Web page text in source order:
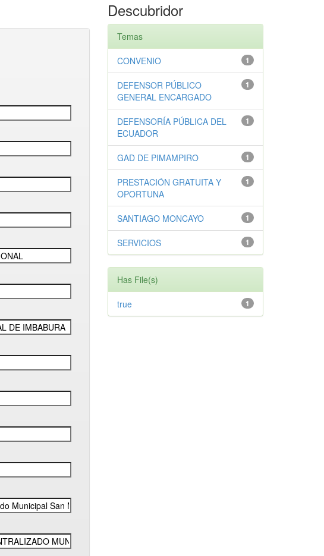
Descubridor
Temas
1
CONVENIO
1
DEFENSOR PÚBLICO
GENERAL ENCARGADO
1
DEFENSORÍA PÚBLICA DEL
ECUADOR
1
GAD DE PIMAMPIRO
1
PRESTACIÓN GRATUITA Y
OPORTUNA
1
SANTIAGO MONCAYO
1
SERVICIOS
Has File(s)
1
true